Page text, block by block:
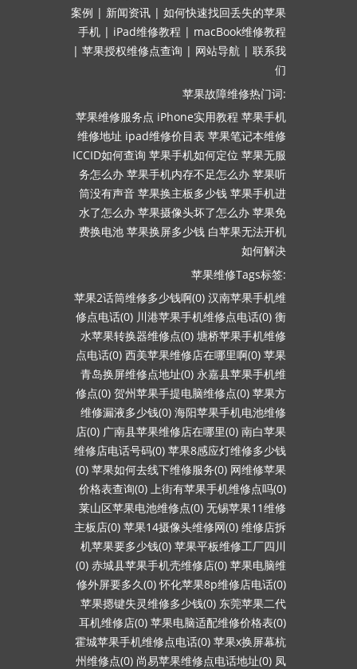
案例 | 新闻资讯 | 如何快速找回丢失的苹果
手机 | iPad维修教程 | macBook维修教程
| 苹果授权维修点查询 | 网站导航 | 联系我
们
苹果故障维修热门词:
苹果维修服务点 iPhone实用教程 苹果手机
维修地址 ipad维修价目表 苹果笔记本维修
ICCID如何查询 苹果手机如何定位 苹果无服
务怎么办 苹果手机内存不足怎么办 苹果听
筒没有声音 苹果换主板多少钱 苹果手机进
水了怎么办 苹果摄像头坏了怎么办 苹果免
费换电池 苹果换屏多少钱 白苹果无法开机
如何解决
苹果维修Tags标签:
苹果2话筒维修多少钱啊(0) 汉南苹果手机维
修点电话(0) 川港苹果手机维修点电话(0) 衡
水苹果转换器维修点(0) 塘桥苹果手机维修
点电话(0) 西美苹果维修店在哪里啊(0) 苹果
青岛换屏维修点地址(0) 永嘉县苹果手机维
修点(0) 贺州苹果手提电脑维修点(0) 苹果方
维修漏液多少钱(0) 海阳苹果手机电池维修
店(0) 广南县苹果维修店在哪里(0) 南白苹果
维修店电话号码(0) 苹果8感应灯维修多少钱
(0) 苹果如何去线下维修服务(0) 网维修苹果
价格表查询(0) 上街有苹果手机维修点吗(0)
莱山区苹果电池维修点(0) 无锡苹果11维修
主板店(0) 苹果14摄像头维修网(0) 维修店拆
机苹果要多少钱(0) 苹果平板维修工厂四川
(0) 赤城县苹果手机壳维修店(0) 苹果电脑维
修外屏要多久(0) 怀化苹果8p维修店电话(0)
苹果摁键失灵维修多少钱(0) 东莞苹果二代
耳机维修店(0) 苹果电脑适配维修价格表(0)
霍城苹果手机维修点电话(0) 苹果x换屏幕杭
州维修点(0) 尚易苹果维修点电话地址(0) 凤